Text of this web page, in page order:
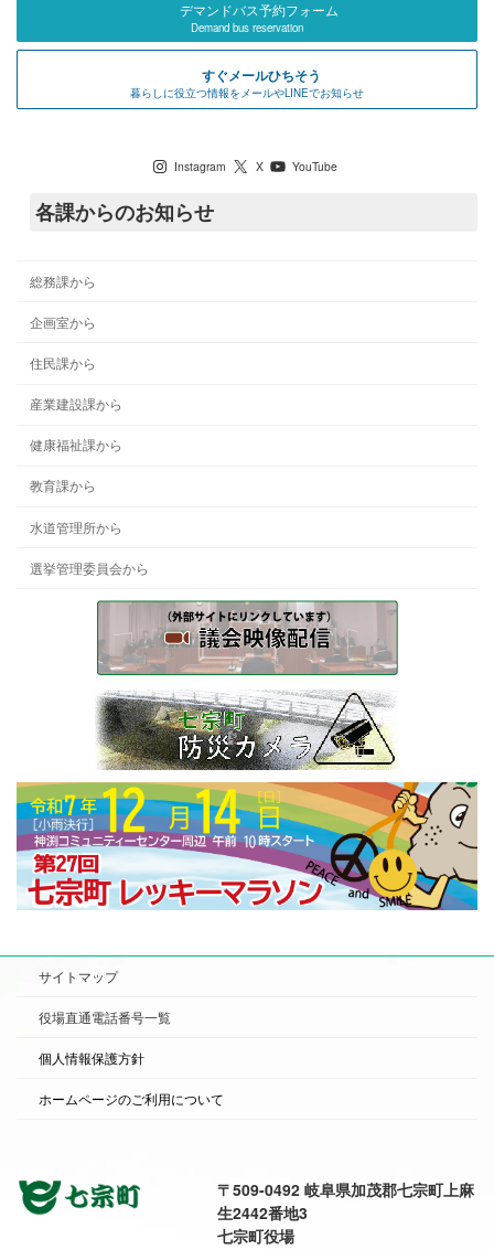
デマンドバス予約フォーム
Demand bus reservation
すぐメールひちそう
暮らしに役立つ情報をメールやLINEでお知らせ
Instagram X YouTube
各課からのお知らせ
総務課から
企画室から
住民課から
産業建設課から
健康福祉課から
教育課から
水道管理所から
選挙管理委員会から
サイトマップ
役場直通電話番号一覧
個人情報保護方針
ホームページのご利用について
〒509-0492 岐阜県加茂郡七宗町上麻
生2442番地3
七宗町役場